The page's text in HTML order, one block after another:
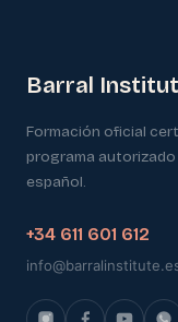
Barral
Formación oficial
programa
español.
+34 611 601 612